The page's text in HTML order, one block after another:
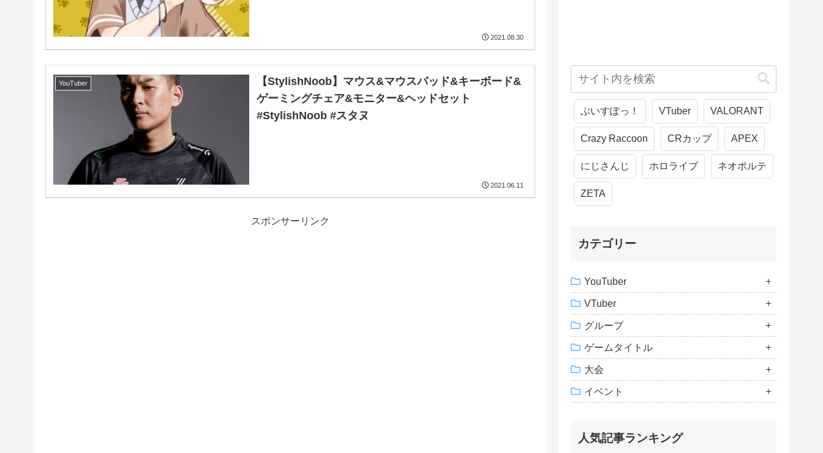
2021.08.30
YouTuber
【StylishNoob】マウス&マウスパッド&キーボード&
ゲーミングチェア&モニター&ヘッドセット
#StylishNoob #スタヌ
2021.06.11
スポンサーリンク
ぶいすぽっ！ VTuber VALORANT
Crazy Raccoon CRカップ APEX
にじさんじ ホロライブ ネオポルテ
ZETA
カテゴリー
YouTuber
VTuber
グループ
ゲームタイトル
大会
イベント
人気記事ランキング